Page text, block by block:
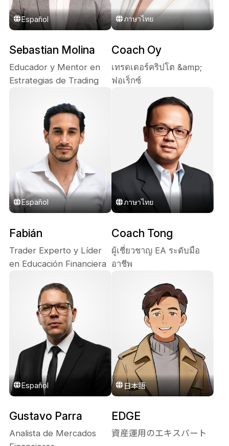
Español
Sebastian Molina
Educador y Mentor en
Estrategias de Trading
ภาษาไทย
Coach Oy
เทรดเดอร์คริปโต &amp;
ฟอเร็กซ์
Español
Fabián
Trader Experto y Líder
en Educación Financiera
ภาษาไทย
Coach Tong
ผู้เชี่ยวชาญ EA ระดับมือ
อาชีพ
Español
Gustavo Parra
Analista de Mercados
日本語
EDGE
資産運用のエキスパート